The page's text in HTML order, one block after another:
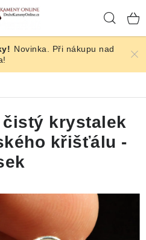
Novinka. Při nákupu nad
čistý krystalek
křišťálu -